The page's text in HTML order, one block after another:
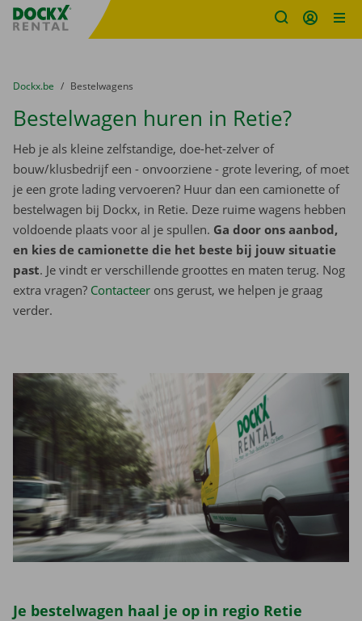
Fratello DEMO
U bevindt zich hier:
van
Dockx.be naar
Bestelwagens
Bestelwagen huren in Retie?
Heb je als kleine zelfstandige, doe-het-zelver of
bouw/klusbedrijf een - onvoorziene - grote levering, of moet
je een grote lading vervoeren? Huur dan een camionette of
bestelwagen bij Dockx, in Retie. Deze ruime wagens hebben
voldoende plaats voor al je spullen. Ga door ons aanbod,
en kies de camionette die het beste bij jouw situatie
past. Je vindt er verschillende groottes en maten terug. Nog
extra vragen? Contacteer ons gerust, we helpen je graag
verder.
Je bestelwagen haal je op in regio Retie